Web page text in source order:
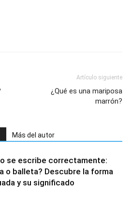
Artículo siguiente
¿Qué es una mariposa
marrón?
Más del autor
se escribe correctamente:
o balleta? Descubre la forma
y su significado